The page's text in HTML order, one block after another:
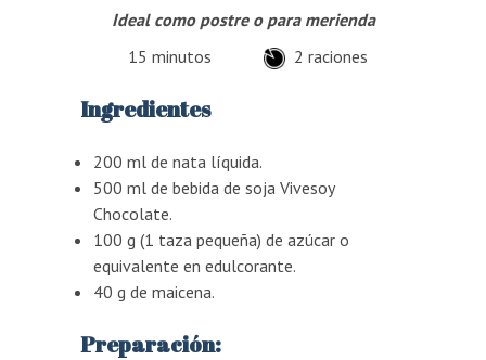
Ideal como postre o para merienda
15 minutos
2 raciones
Ingredientes
200 ml de nata líquida.
500 ml de bebida de soja Vivesoy
Chocolate.
100 g (1 taza pequeña) de azúcar o
equivalente en edulcorante.
40 g de maicena.
Preparación: